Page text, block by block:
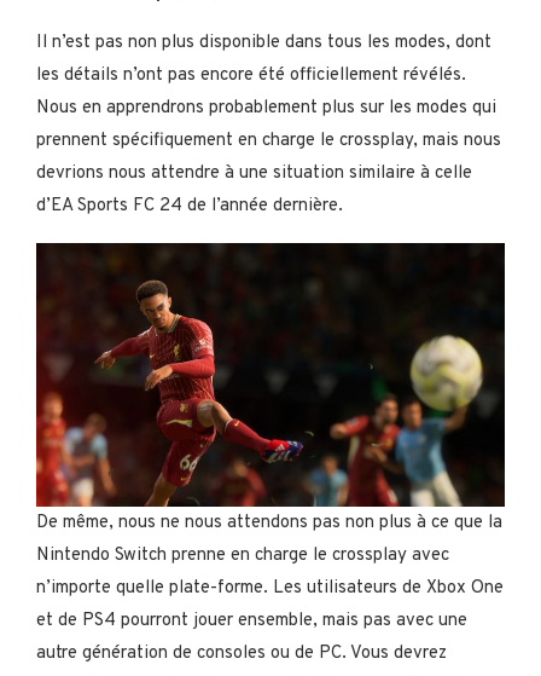
Il n’est pas non plus disponible dans tous les modes, dont
les détails n’ont pas encore été officiellement révélés.
Nous en apprendrons probablement plus sur les modes qui
prennent spécifiquement en charge le crossplay, mais nous
devrions nous attendre à une situation similaire à celle
d’EA Sports FC 24 de l’année dernière.
De même, nous ne nous attendons pas non plus à ce que la
Nintendo Switch prenne en charge le crossplay avec
n’importe quelle plate-forme. Les utilisateurs de Xbox One
et de PS4 pourront jouer ensemble, mais pas avec une
autre génération de consoles ou de PC. Vous devrez